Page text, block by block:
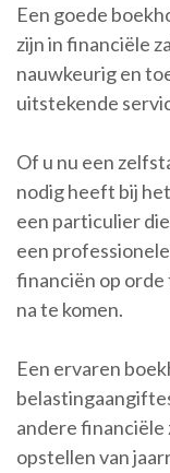
Een goede
zijn in financiële
nauwkeurig en
uitstekende
Of u nu een
nodig heeft bij
een particulier
een
financiën op
na te komen.
Een ervaren
andere financiële
opstellen van